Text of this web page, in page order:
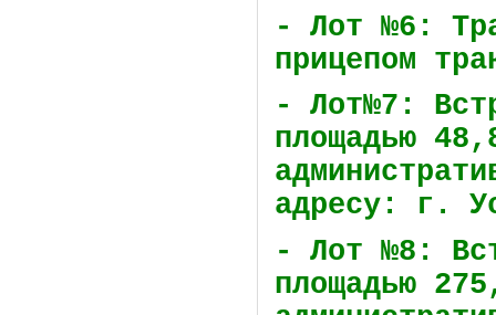
- Лот №6:
прицепом
- Лот№7:
площадью
адресу: г.
- Лот №8:
площадью